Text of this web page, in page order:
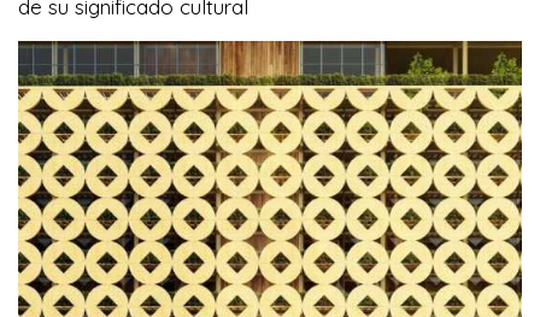
de su significado cultural